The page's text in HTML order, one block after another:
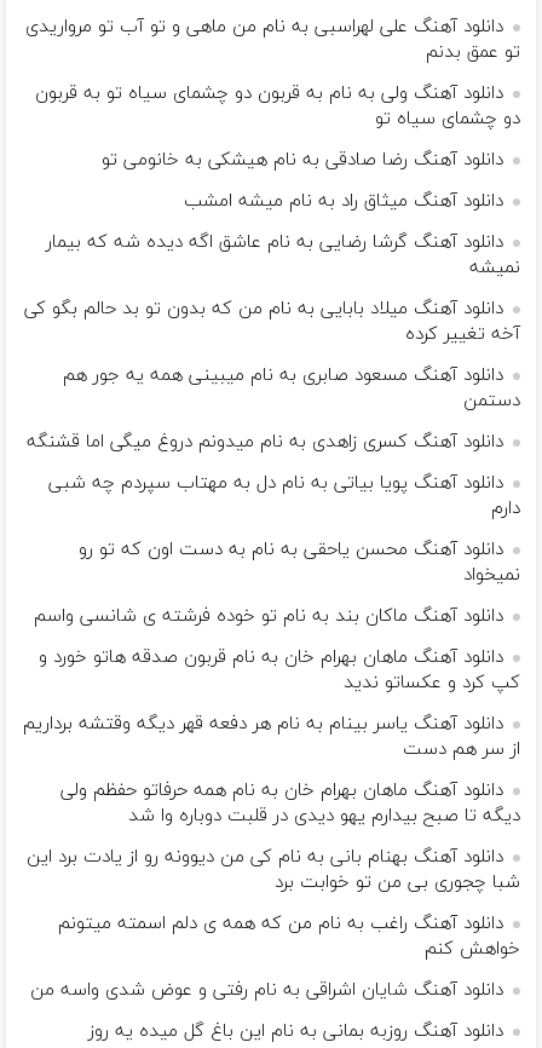
دانلود آهنگ علی لهراسبی به نام من ماهی و تو آب تو مرواریدی
تو عمق بدنم
دانلود آهنگ ولی به نام به قربون دو چشمای سیاه تو به قربون
دو چشمای سیاه تو
دانلود آهنگ رضا صادقی به نام هیشکی به خانومی تو
دانلود آهنگ میثاق راد به نام میشه امشب
دانلود آهنگ گرشا رضایی به نام عاشق اگه دیده شه که بیمار
نمیشه
دانلود آهنگ میلاد بابایی به نام من که بدون تو بد حالم بگو کی
آخه تغییر کرده
دانلود آهنگ مسعود صابری به نام میبینی همه یه جور هم
دستمن
دانلود آهنگ کسری زاهدی به نام میدونم دروغ میگی اما قشنگه
دانلود آهنگ پویا بیاتی به نام دل به مهتاب سپردم چه شبی
دارم
دانلود آهنگ محسن یاحقی به نام به دست اون که تو رو
نمیخواد
دانلود آهنگ ماکان بند به نام تو خوده فرشته ی شانسی واسم
دانلود آهنگ ماهان بهرام خان به نام قربون صدقه هاتو خورد و
کپ کرد و عکساتو ندید
دانلود آهنگ یاسر بینام به نام هر دفعه قهر دیگه وقتشه برداریم
از سر هم دست
دانلود آهنگ ماهان بهرام خان به نام همه حرفاتو حفظم ولی
دیگه تا صبح بیدارم یهو دیدی در قلبت دوباره وا شد
دانلود آهنگ بهنام بانی به نام کی من دیوونه رو از یادت برد این
شبا چجوری بی من تو خوابت برد
دانلود آهنگ راغب به نام من که همه ی دلم اسمته میتونم
خواهش کنم
دانلود آهنگ شایان اشراقی به نام رفتی و عوض شدی واسه من
دانلود آهنگ روزبه بمانی به نام این باغ گل میده یه روز